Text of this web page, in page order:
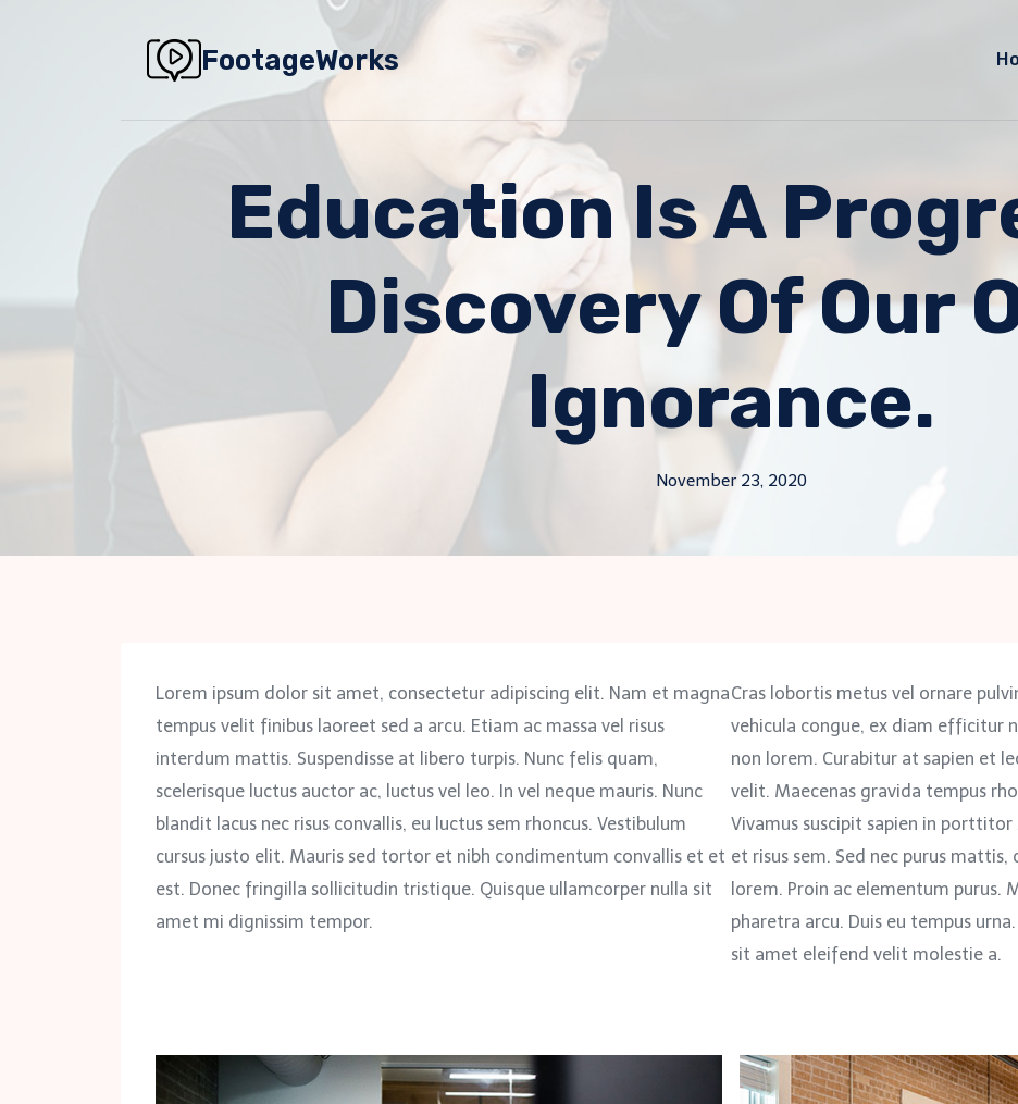
FootageWorks
Education Is A
Discovery Of Our
Ignorance.
November 23, 2020
Lorem ipsum dolor sit amet, consectetur adipiscing elit. Nam et magna
tempus velit finibus laoreet sed a arcu. Etiam ac massa vel risus
interdum mattis. Suspendisse at libero turpis. Nunc felis quam,
scelerisque luctus auctor ac, luctus vel leo. In vel neque mauris. Nunc
blandit lacus nec risus convallis, eu luctus sem rhoncus. Vestibulum
cursus justo elit. Mauris sed tortor et nibh condimentum convallis et et
est. Donec fringilla sollicitudin tristique. Quisque ullamcorper nulla sit
amet mi dignissim tempor.
Cras lobortis metus vel ornare
vehicula congue, ex diam efficitur
non lorem. Curabitur at sapien et
velit. Maecenas gravida tempus
Vivamus suscipit sapien in porttitor
et risus sem. Sed nec purus
lorem. Proin ac elementum purus.
pharetra arcu. Duis eu tempus
sit amet eleifend velit molestie a.